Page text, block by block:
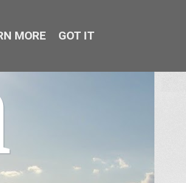
MORE GOT IT